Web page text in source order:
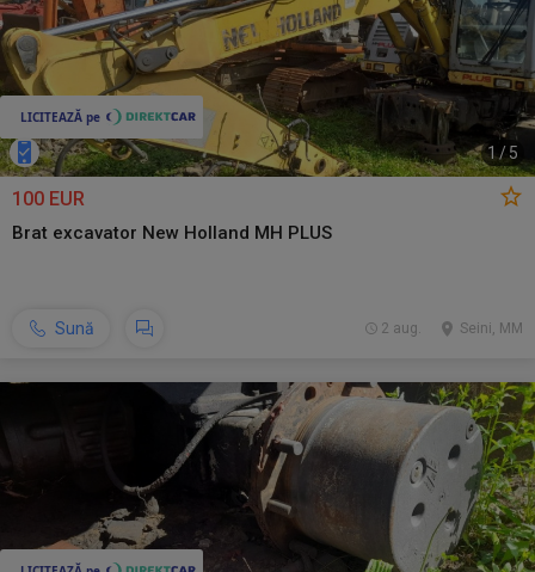
1/5
100 EUR
Brat excavator New Holland MH PLUS
Sună Seini, MM
2 aug.